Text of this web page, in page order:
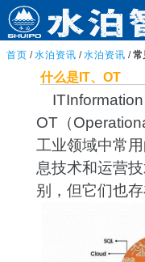
首页 / 水泊资讯 / 水泊资讯 / 常
什么是IT、OT
ITInformation
OT（
工业领域中常
息技术和运营
别，但它们也存